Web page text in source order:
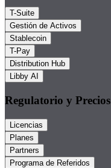
T-Suite
Gestión de Activos
Stablecoin
T-Pay
Distribution Hub
Libby AI
Regulatorio y Precios
Licencias
Planes
Partners
Programa de Referidos